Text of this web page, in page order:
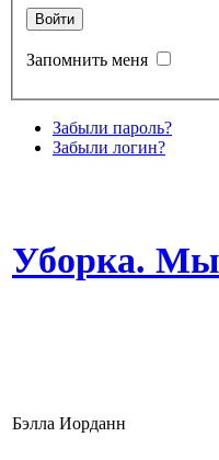
Запомнить меня
Забыли пароль?
Забыли логин?
Уборка.
Бэлла Иорданн